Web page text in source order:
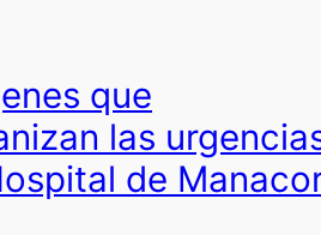
que
las
de